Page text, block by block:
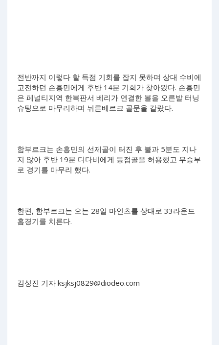
전반까지 이렇다 할 득점 기회를 잡지 못하며 상대 수비에
고전하던 손흥민에게 후반 14분 기회가 찾아왔다. 손흥민
은 페널티지역 한복판서 베리가 연결한 볼을 오른발 터닝
슈팅으로 마무리하며 뉘른베르크 골문을 갈랐다.
함부르크는 손흥민의 선제골이 터진 후 불과 5분도 지나
지 않아 후반 19분 디다비에게 동점골을 허용했고 무승부
로 경기를 마무리 했다.
한편, 함부르크는 오는 28일 마인츠를 상대로 33라운드
홈경기를 치른다.
김성진 기자 ksjksj0829@diodeo.com